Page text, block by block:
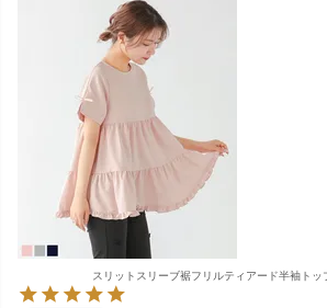
スリットスリーブ裾フリルティアード半袖トッ